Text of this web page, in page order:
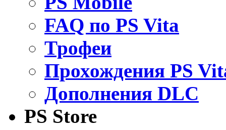
FAQ по PS Vita
Трофеи
Прохождения PS
Дополнения DLC
PS Store